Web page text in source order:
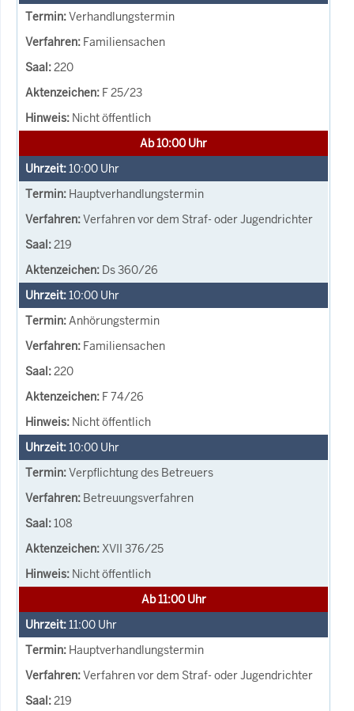
Verhandlungstermin
Familiensachen
220
F 25/23
Nicht öffentlich
Ab 10:00 Uhr
10:00 Uhr
Hauptverhandlungstermin
Verfahren vor dem Straf- oder Jugendrichter
219
Ds 360/26
10:00 Uhr
Anhörungstermin
Familiensachen
220
F 74/26
Nicht öffentlich
10:00 Uhr
Verpflichtung des Betreuers
Betreuungsverfahren
108
XVII 376/25
Nicht öffentlich
Ab 11:00 Uhr
11:00 Uhr
Hauptverhandlungstermin
Verfahren vor dem Straf- oder Jugendrichter
219